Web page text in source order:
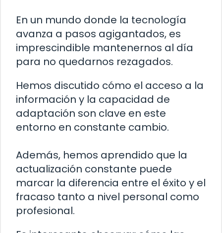
En un mundo donde la tecnología
avanza a pasos agigantados, es
imprescindible mantenernos al día
para no quedarnos rezagados.
Hemos discutido cómo el acceso a la
información y la capacidad de
adaptación son clave en este
entorno en constante cambio.
Además, hemos aprendido que la
actualización constante puede
marcar la diferencia entre el éxito y el
fracaso tanto a nivel personal como
profesional.